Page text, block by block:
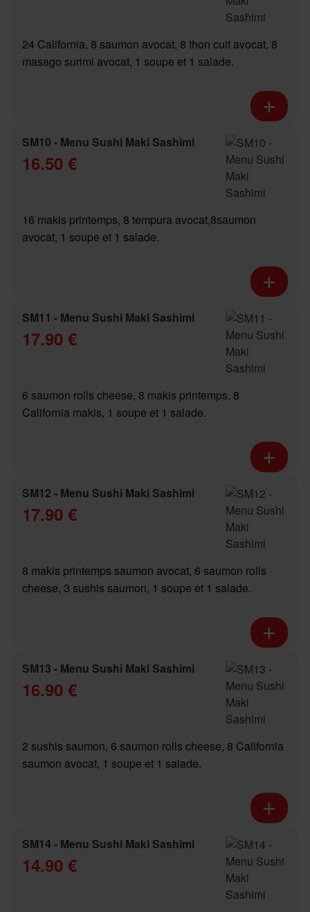
24 California, 8 saumon avocat, 8 thon cuit avocat, 8
masago surimi avocat, 1 soupe et 1 salade.
SM10 - Menu Sushi Maki Sashimi
16.50 €
16 makis printemps, 8 tempura avocat,8saumon
avocat, 1 soupe et 1 salade.
SM11 - Menu Sushi Maki Sashimi
17.90 €
6 saumon rolls cheese, 8 makis printemps, 8
California makis, 1 soupe et 1 salade.
SM12 - Menu Sushi Maki Sashimi
17.90 €
8 makis printemps saumon avocat, 6 saumon rolls
cheese, 3 sushis saumon, 1 soupe et 1 salade.
SM13 - Menu Sushi Maki Sashimi
16.90 €
2 sushis saumon, 6 saumon rolls cheese, 8 California
saumon avocat, 1 soupe et 1 salade.
SM14 - Menu Sushi Maki Sashimi
14.90 €